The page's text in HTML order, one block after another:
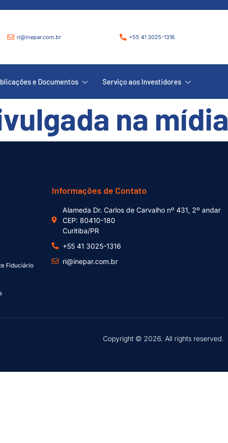
ri@inepar.com.br +55 41 3025-1316
e Documentos Serviço aos Investidores
na mídia
Fiduciário
Informações de Contato
Alameda Dr. Carlos de Carvalho nº 431, 2º andar
CEP: 80410-180
Curitiba/PR
+55 41 3025-1316
ri@inepar.com.br
Copyright © 2026. All rights reserved.